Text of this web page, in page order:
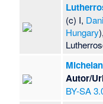
(c) I,
Hungary
Autor/
BY-SA